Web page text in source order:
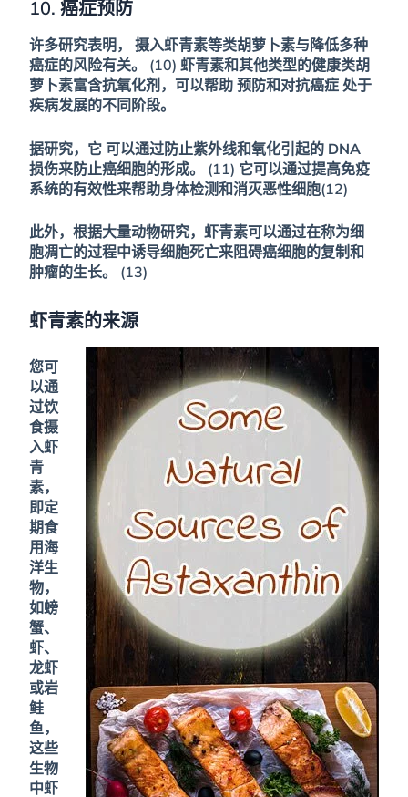
10. 癌症预防
许多研究表明，摄入虾青素等类胡萝卜素与降低多种
癌症的风险有关。
(10) 虾青素和其他类型的健康类胡
萝卜素富含抗氧化剂，可以帮助 预防和对抗癌症 处于
疾病发展的不同阶段。
据研究，它 可以通过防止紫外线和氧化引起的 DNA
损伤来防止癌细胞的形成。 (11) 它可以通过提高免疫
系统的有效性来帮助身体检测和消灭恶性细胞(12)
此外，根据大量动物研究，虾青素可以通过在称为细
胞凋亡的过程中诱导细胞死亡来阻碍癌细胞的复制和
肿瘤的生长。 (13)
虾青素的来源
您可
以通
过饮
食摄
入虾
青
素，
即定
期食
用海
洋生
物，
如螃
蟹、
虾、
龙虾
或岩
鲑
鱼，
这些
生物
中虾